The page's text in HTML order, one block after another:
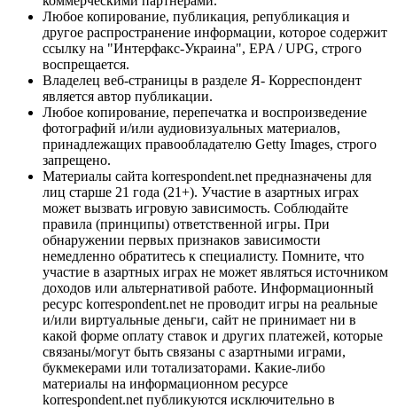
Любое копирование, публикация, републикация и
другое распространение информации, которое содержит
ссылку на "Интерфакс-Украина", EPA / UPG, строго
воспрещается.
Владелец веб-страницы в разделе Я- Корреспондент
является автор публикации.
Любое копирование, перепечатка и воспроизведение
фотографий и/или аудиовизуальных материалов,
принадлежащих правообладателю Getty Images, строго
запрещено.
Материалы сайта korrespondent.net предназначены для
лиц старше 21 года (21+). Участие в азартных играх
может вызвать игровую зависимость. Соблюдайте
правила (принципы) ответственной игры. При
обнаружении первых признаков зависимости
немедленно обратитесь к специалисту. Помните, что
участие в азартных играх не может являться источником
доходов или альтернативой работе. Информационный
ресурс korrespondent.net не проводит игры на реальные
и/или виртуальные деньги, сайт не принимает ни в
какой форме оплату ставок и других платежей, которые
связаны/могут быть связаны с азартными играми,
букмекерами или тотализаторами. Какие-либо
материалы на информационном ресурсе
korrespondent.net публикуются исключительно в